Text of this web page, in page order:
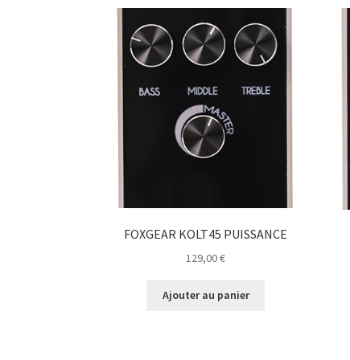
FOXGEAR KOLT45 PUISSANCE
129,00€
Ajouter au panier